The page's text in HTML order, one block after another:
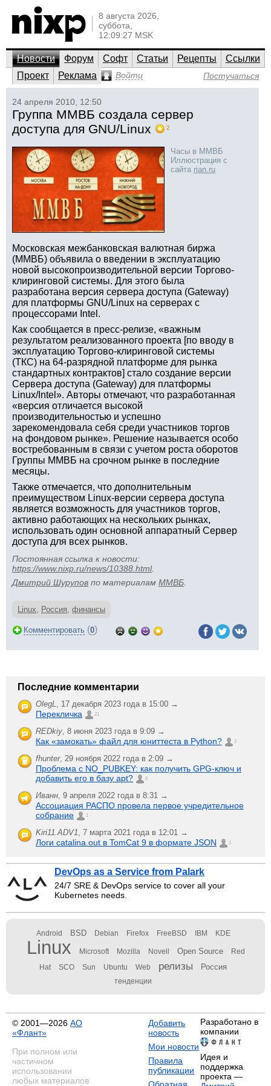
8 августа 2026,
суббота,
12:09:27 MSK
Новости Форум Софт Статьи Рецепты
Ссылки
Проект
Реклама Войти Постучаться
24 апреля 2010, 12:50
Группа ММВБ создала сервер
доступа для GNU/Linux
2
Часы в ММВБ
Иллюстрация с
сайта rian.ru
Московская межбанковская валютная биржа
(ММВБ) объявила о введении в эксплуатацию
новой высокопроизводительной версии Торгово-
клиринговой системы. Для этого была
разработана версия сервера доступа (Gateway)
для платформы GNU/Linux на серверах с
процессорами Intel.
Как сообщается в пресс-релизе, «важным
результатом реализованного проекта [по вводу в
эксплуатацию Торгово-клиринговой системы
(ТКС) на 64-разрядной платформе для рынка
стандартных контрактов] стало создание версии
Сервера доступа (Gateway) для платформы
Linux/Intel». Авторы отмечают, что разработанная
«версия отличается высокой
производительностью и успешно
зарекомендовала себя среди участников торгов
на фондовом рынке». Решение называется особо
востребованным в связи с учетом роста оборотов
Группы ММВБ на срочном рынке в последние
месяцы.
Также отмечается, что дополнительным
преимуществом Linux-версии сервера доступа
является возможность для участников торгов,
активно работающих на нескольких рынках,
использовать один основной аппаратный Сервер
доступа для всех рынков.
Постоянная ссылка к новости:
https://www.nixp.ru/news/10388.html.
Дмитрий Шурупов по материалам ММВБ
Linux, Россия, финансы
Комментировать (0)
Последние комментарии
OlegL, 17 декабря 2023 года в 15:00 →
Перекличка 21
REDkiy, 8 июня 2023 года в 9:09 →
Как «замокать» файл для юниттеста в Python? 2
fhunter, 29 ноября 2022 года в 2:09 →
Проблема с NO_PUBKEY: как получить GPG-ключ и
добавить его в базу apt?
6
Иванн, 9 апреля 2022 года в 8:31 →
Ассоциация РАСПО провела первое учредительное
собрание
1
Kiri11.ADV1, 7 марта 2021 года в 12:01 →
Логи catalina.out в TomCat 9 в формате JSON 1
DevOps as a Service from Palark
24/7 SRE & DevOps service to cover all your
Kubernetes needs.
Android BSD Debian Firefox FreeBSD IBM KDE
Linux Microsoft Mozilla Novell Open Source Red
Hat SCO Sun Ubuntu Web релизы Россия
тенденции
© 2001—2026 АО
«Флант»
При полном или
частичном
использовании
любых материалов
Добавить
новость
Мои новости
Правила
публикации
Разработано в
компании
Идея и
поддержка
проекта —